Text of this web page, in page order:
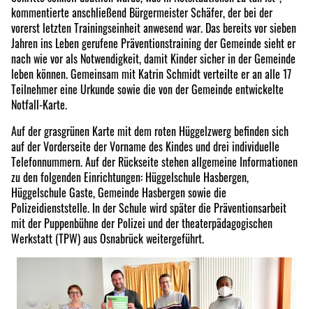
kommentierte anschließend Bürgermeister Schäfer, der bei der
vorerst letzten Trainingseinheit anwesend war. Das bereits vor sieben
Jahren ins Leben gerufene Präventionstraining der Gemeinde sieht er
nach wie vor als Notwendigkeit, damit Kinder sicher in der Gemeinde
leben können. Gemeinsam mit Katrin Schmidt verteilte er an alle 17
Teilnehmer eine Urkunde sowie die von der Gemeinde entwickelte
Notfall-Karte.
Auf der grasgrünen Karte mit dem roten Hüggelzwerg befinden sich
auf der Vorderseite der Vorname des Kindes und drei individuelle
Telefonnummern. Auf der Rückseite stehen allgemeine Informationen
zu den folgenden Einrichtungen: Hüggelschule Hasbergen,
Hüggelschule Gaste, Gemeinde Hasbergen sowie die
Polizeidienststelle. In der Schule wird später die Präventionsarbeit
mit der Puppenbühne der Polizei und der theaterpädagogischen
Werkstatt (TPW) aus Osnabrück weitergeführt.